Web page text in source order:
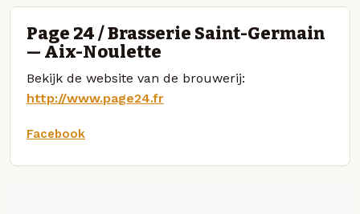
Page 24 / Brasserie Saint-Germain
— Aix-Noulette
Bekijk de website van de brouwerij:
http://www.page24.fr
Facebook